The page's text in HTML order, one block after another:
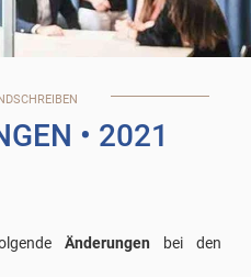
• 2021
Änderungen bei den